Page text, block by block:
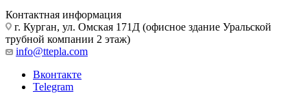
Контактная информация
г. Курган, ул. Омская 171Д (офисное здание Уральской
трубной компании 2 этаж)
info@ttepla.com
Вконтакте
Telegram